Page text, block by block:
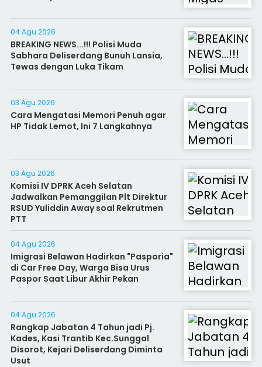
04 Agu 2026
BREAKING NEWS...!!! Polisi Muda
Sabhara Deliserdang Bunuh Lansia,
Tewas dengan Luka Tikam
03 Agu 2026
Cara Mengatasi Memori Penuh agar
HP Tidak Lemot, Ini 7 Langkahnya
03 Agu 2026
Komisi IV DPRK Aceh Selatan
Jadwalkan Pemanggilan Plt Direktur
RSUD Yuliddin Away soal Rekrutmen
PTT
04 Agu 2026
Imigrasi Belawan Hadirkan "Pasporia"
di Car Free Day, Warga Bisa Urus
Paspor Saat Libur Akhir Pekan
04 Agu 2026
Rangkap Jabatan 4 Tahun jadi Pj.
Kades, Kasi Trantib Kec.Sunggal
Disorot, Kejari Deliserdang Diminta
Usut